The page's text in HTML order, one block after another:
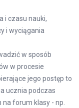
i czasu nauki,
i wyciągania
w sposób
w procesie
jego postęp to
ucznia podczas
forum klasy - np.